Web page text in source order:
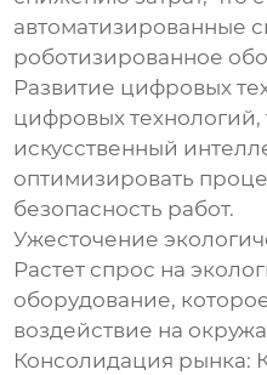
автоматизированные
роботизированное
Развитие цифровых
цифровых технологий,
искусственный
оптимизировать
безопасность работ.
Ужесточение
Растет спрос на
оборудование,
воздействие на
Консолидация рынка: